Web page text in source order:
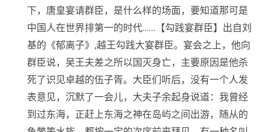
下，唐皇宴请群臣，是什么样的场面，要知道那可是
中国人在世界排第一的时代……【勾践宴群臣】出自刘
基的《郁离子》,越王勾践大宴群臣。宴会之上，他向
群臣说，吴王夫差之所以国灭身亡，主要原因是他杀
死了识见卓越的伍子胥。大臣们听后，没有一个人发
表意见，沉默了一会儿，大夫子余起身说道：我曾经
到过东海，正赶上东海之神在岛屿之间出游，随从的